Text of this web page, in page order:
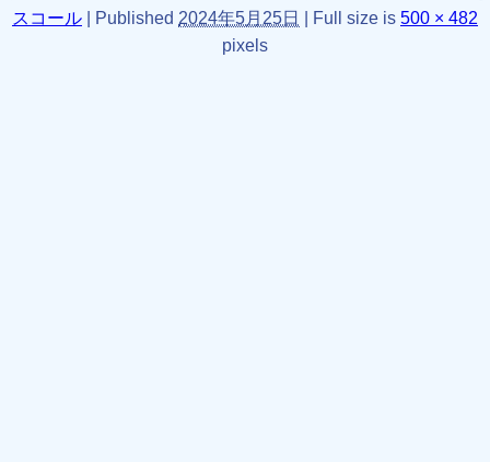
スコール
Published 2024年5月25日 Full size is 500 × 482
pixels